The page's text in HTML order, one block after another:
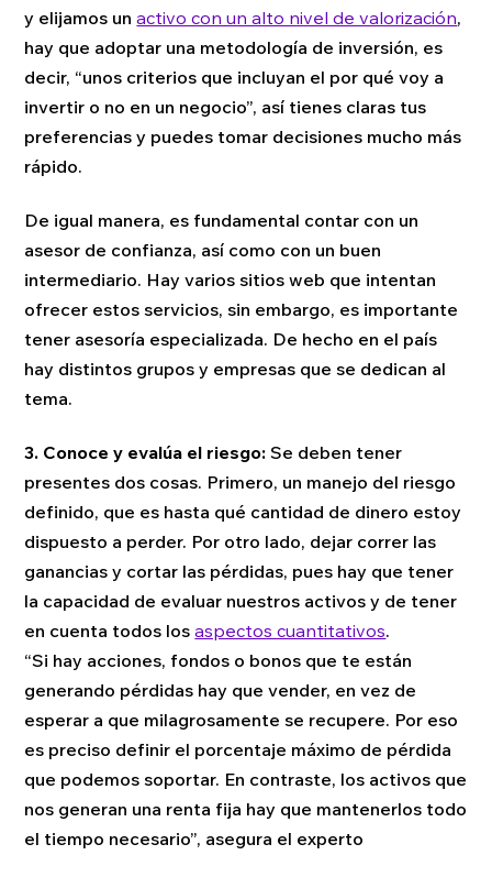
y elijamos un activo con un alto nivel de valorización,
hay que adoptar una metodología de inversión, es
decir, “unos criterios que incluyan el por qué voy a
invertir o no en un negocio”, así tienes claras tus
preferencias y puedes tomar decisiones mucho más
rápido.
De igual manera, es fundamental contar con un
asesor de confianza, así como con un buen
intermediario. Hay varios sitios web que intentan
ofrecer estos servicios, sin embargo, es importante
tener asesoría especializada. De hecho en el país
hay distintos grupos y empresas que se dedican al
tema.
3. Conoce y evalúa el riesgo: Se deben tener
presentes dos cosas. Primero, un manejo del riesgo
definido, que es hasta qué cantidad de dinero estoy
dispuesto a perder. Por otro lado, dejar correr las
ganancias y cortar las pérdidas, pues hay que tener
la capacidad de evaluar nuestros activos y de tener
en cuenta todos los aspectos cuantitativos.
“Si hay acciones, fondos o bonos que te están
generando pérdidas hay que vender, en vez de
esperar a que milagrosamente se recupere. Por eso
es preciso definir el porcentaje máximo de pérdida
que podemos soportar. En contraste, los activos que
nos generan una renta fija hay que mantenerlos todo
el tiempo necesario”, asegura el experto